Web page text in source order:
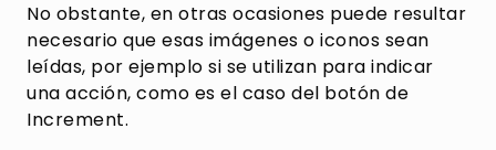
No obstante, en otras ocasiones puede resultar
necesario que esas imágenes o iconos sean
leídas, por ejemplo si se utilizan para indicar
una acción, como es el caso del botón de
Increment.